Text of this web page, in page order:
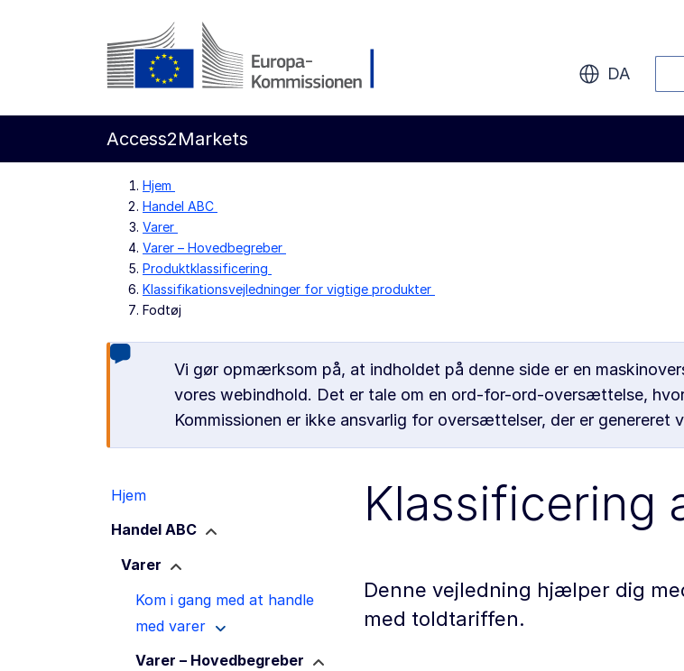
Gå til indholdet
DA
Access2Markets
Hjem
Handel ABC
Varer
Varer – Hovedbegreber
Produktklassificering
Klassifikationsvejledninger for vigtige produkter
Fodtøj
Vi gør opmærksom på, at indholdet på denne side er en
vores webindhold. Det er tale om en ord-for-ord-oversættelse,
Kommissionen er ikke ansvarlig for oversættelser, der er
Hjem
Handel ABC
Varer
Kom i gang med at handle
med varer
Varer – Hovedbegreber
Klassificering
Denne vejledning hjælper dig
med toldtariffen.